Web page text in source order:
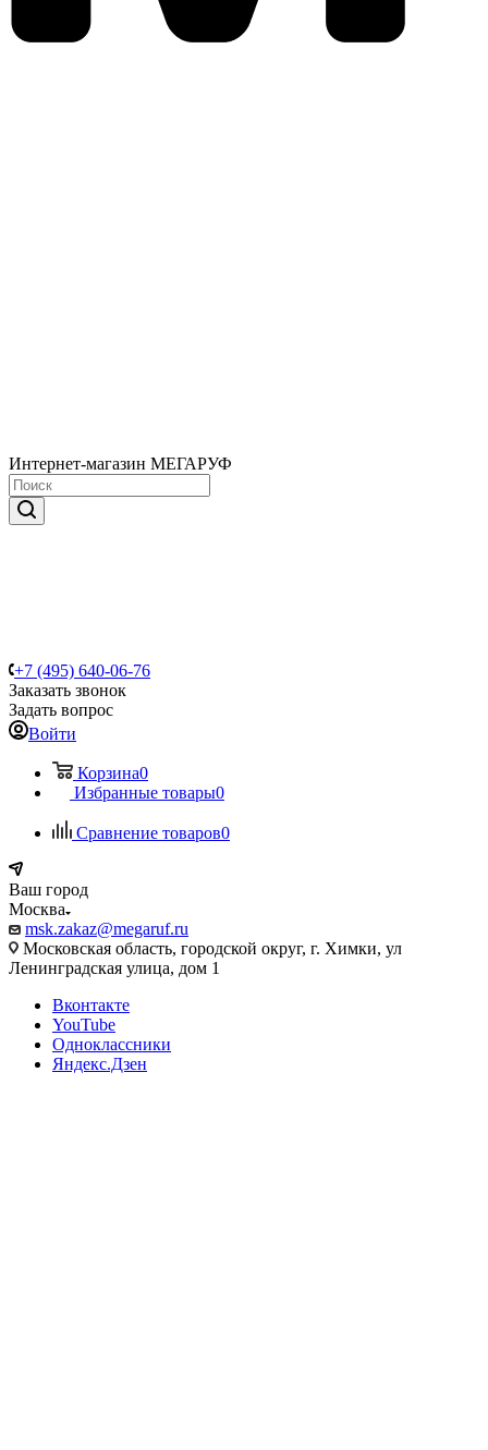
Интернет-магазин МЕГАРУФ
+7 (495) 640-06-76
Заказать звонок
Задать вопрос
Войти
Корзина0
Избранные товары0
Сравнение товаров0
Ваш город
Москва
msk.zakaz@megaruf.ru
Московская область, городской округ, г. Химки, ул
Ленинградская улица, дом 1
Вконтакте
YouTube
Одноклассники
Яндекс.Дзен